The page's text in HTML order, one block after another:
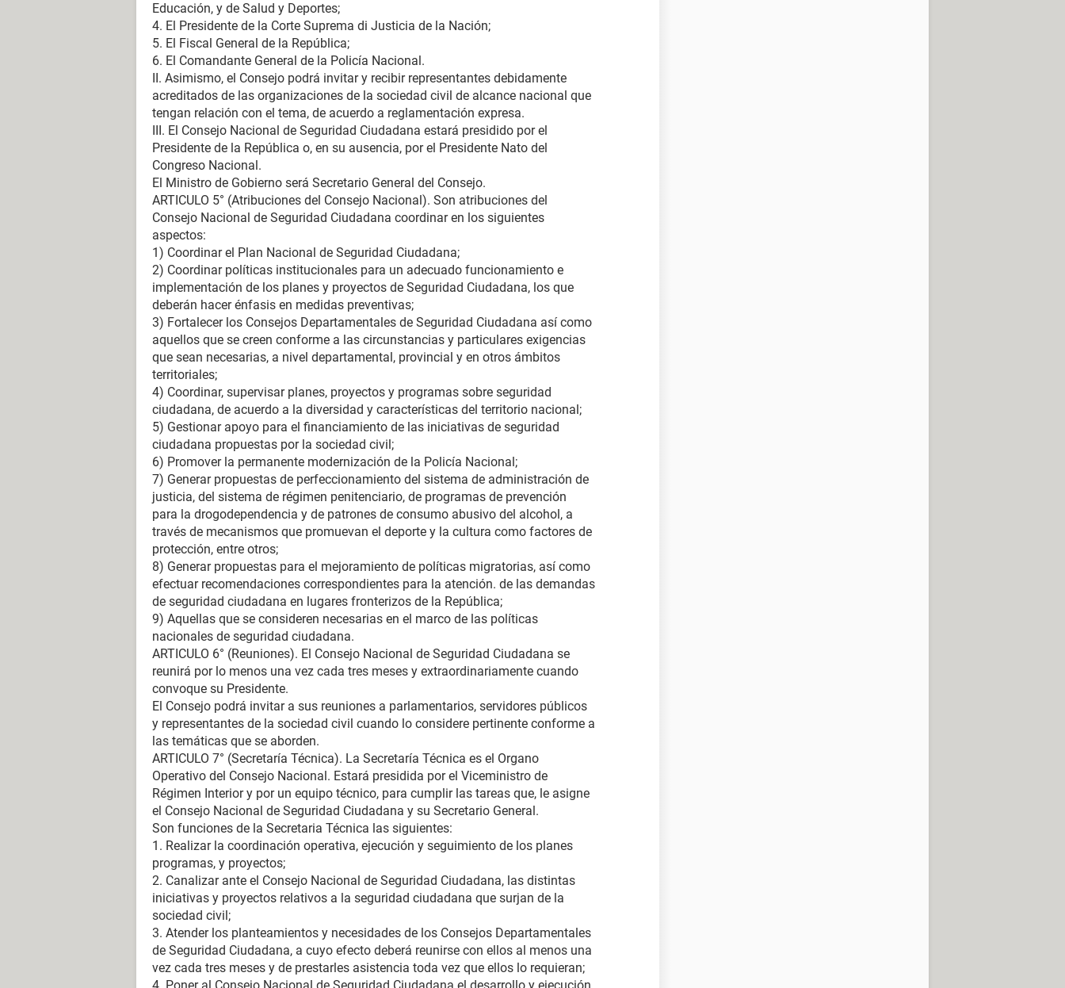
Educación, y de Salud y Deportes;
4. El Presidente de la Corte Suprema di Justicia de la Nación;
5. El Fiscal General de la República;
6. El Comandante General de la Policía Nacional.
II. Asimismo, el Consejo podrá invitar y recibir representantes debidamente
acreditados de las organizaciones de la sociedad civil de alcance nacional que
tengan relación con el tema, de acuerdo a reglamentación expresa.
III. El Consejo Nacional de Seguridad Ciudadana estará presidido por el
Presidente de la República o, en su ausencia, por el Presidente Nato del
Congreso Nacional.
El Ministro de Gobierno será Secretario General del Consejo.
ARTICULO 5° (Atribuciones del Consejo Nacional). Son atribuciones del
Consejo Nacional de Seguridad Ciudadana coordinar en los siguientes
aspectos:
1) Coordinar el Plan Nacional de Seguridad Ciudadana;
2) Coordinar políticas institucionales para un adecuado funcionamiento e
implementación de los planes y proyectos de Seguridad Ciudadana, los que
deberán hacer énfasis en medidas preventivas;
3) Fortalecer los Consejos Departamentales de Seguridad Ciudadana así como
aquellos que se creen conforme a las circunstancias y particulares exigencias
que sean necesarias, a nivel departamental, provincial y en otros ámbitos
territoriales;
4) Coordinar, supervisar planes, proyectos y programas sobre seguridad
ciudadana, de acuerdo a la diversidad y características del territorio nacional;
5) Gestionar apoyo para el financiamiento de las iniciativas de seguridad
ciudadana propuestas por la sociedad civil;
6) Promover la permanente modernización de la Policía Nacional;
7) Generar propuestas de perfeccionamiento del sistema de administración de
justicia, del sistema de régimen penitenciario, de programas de prevención
para la drogodependencia y de patrones de consumo abusivo del alcohol, a
través de mecanismos que promuevan el deporte y la cultura como factores de
protección, entre otros;
8) Generar propuestas para el mejoramiento de políticas migratorias, así como
efectuar recomendaciones correspondientes para la atención. de las demandas
de seguridad ciudadana en lugares fronterizos de la República;
9) Aquellas que se consideren necesarias en el marco de las políticas
nacionales de seguridad ciudadana.
ARTICULO 6° (Reuniones). El Consejo Nacional de Seguridad Ciudadana se
reunirá por lo menos una vez cada tres meses y extraordinariamente cuando
convoque su Presidente.
El Consejo podrá invitar a sus reuniones a parlamentarios, servidores públicos
y representantes de la sociedad civil cuando lo considere pertinente conforme a
las temáticas que se aborden.
ARTICULO 7° (Secretaría Técnica). La Secretaría Técnica es el Organo
Operativo del Consejo Nacional. Estará presidida por el Viceministro de
Régimen Interior y por un equipo técnico, para cumplir las tareas que, le asigne
el Consejo Nacional de Seguridad Ciudadana y su Secretario General.
Son funciones de la Secretaria Técnica las siguientes:
1. Realizar la coordinación operativa, ejecución y seguimiento de los planes
programas, y proyectos;
2. Canalizar ante el Consejo Nacional de Seguridad Ciudadana, las distintas
iniciativas y proyectos relativos a la seguridad ciudadana que surjan de la
sociedad civil;
3. Atender los planteamientos y necesidades de los Consejos Departamentales
de Seguridad Ciudadana, a cuyo efecto deberá reunirse con ellos al menos una
vez cada tres meses y de prestarles asistencia toda vez que ellos lo requieran;